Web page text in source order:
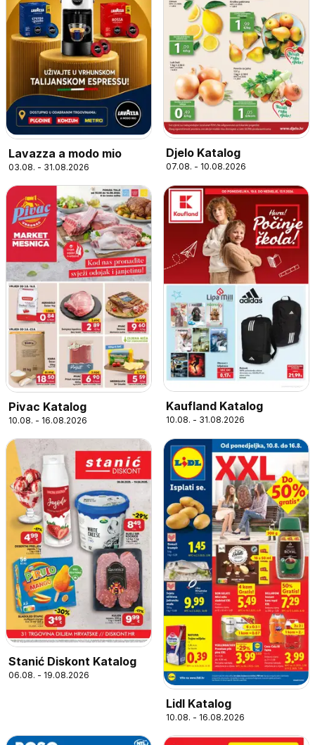
Lavazza a modo mio
03.08. - 31.08.2026
Djelo Katalog
07.08. - 10.08.2026
Pivac Katalog
10.08. - 16.08.2026
Kaufland Katalog
10.08. - 31.08.2026
Stanić Diskont Katalog
06.08. - 19.08.2026
Lidl Katalog
10.08. - 16.08.2026